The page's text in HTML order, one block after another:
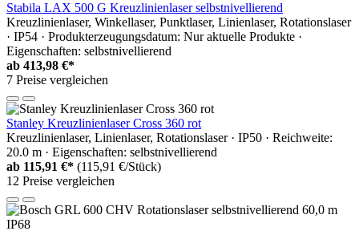
Stabila LAX 500 G Kreuzlinienlaser selbstnivellierend
Kreuzlinienlaser, Winkellaser, Punktlaser, Linienlaser, Rotationslaser
· IP54 · Produkterzeugungsdatum: Nur aktuelle Produkte ·
Eigenschaften: selbstnivellierend
ab 413,98 €*
7 Preise vergleichen
Stanley Kreuzlinienlaser Cross 360 rot
Kreuzlinienlaser, Linienlaser, Rotationslaser · IP50 · Reichweite:
20.0 m · Eigenschaften: selbstnivellierend
ab 115,91 €* (115,91 €/Stück)
12 Preise vergleichen